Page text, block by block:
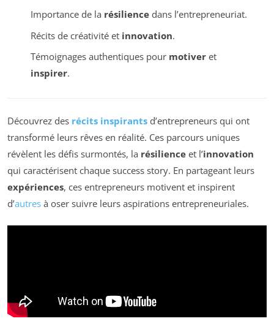
Importance de la résiliencedans l’entrepreneuriat.
Récits de créativité et innovation.
Témoignages authentiques pour motiveret
inspirer.
Découvrez des récits inspirants d’entrepreneurs qui ont
transformé leurs rêves en réalité. Ces parcours uniques
révèlent les défis surmontés, la résilience et l’innovation
qui caractérisent chaque success story. En partageant leurs
expériences, ces entrepreneurs motivent et inspirent
d’autres à oser suivre leurs aspirations entrepreneuriales.